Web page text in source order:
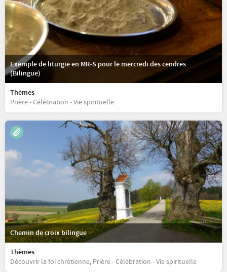
Exemple de liturgie en MR-S pour le mercredi des cendres
(Bilingue)
Thèmes
Prière - Célébration - Vie spirituelle
Chemin de croix bilingue
Thèmes
Découvrir la foi chrétienne, Prière - Célébration - Vie spirituelle